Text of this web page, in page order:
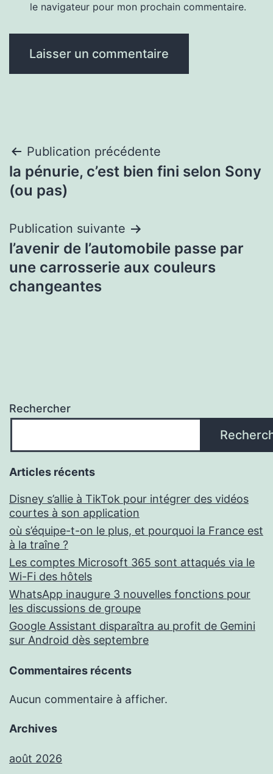
le navigateur pour mon prochain commentaire.
Navigation
de
Publication précédente
la pénurie, c’est bien fini selon Sony
(ou pas)
Publication suivante
l’avenir de l’automobile passe par
une carrosserie aux couleurs
changeantes
Rechercher
Articles récents
Disney s’allie à TikTok pour intégrer des vidéos
courtes à son application
où s’équipe-t-on le plus, et pourquoi la France est
à la traîne ?
Les comptes Microsoft 365 sont attaqués via le
Wi-Fi des hôtels
WhatsApp inaugure 3 nouvelles fonctions pour
les discussions de groupe
Google Assistant disparaîtra au profit de Gemini
sur Android dès septembre
Commentaires récents
Aucun commentaire à afficher.
Archives
août 2026